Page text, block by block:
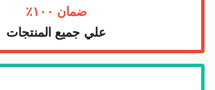
ضمان ١٠٠٪
علي جميع المنتجات